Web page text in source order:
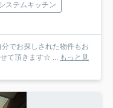
ステムキッチン
でお探しされた物件もお
て頂きます☆ ... もっと見